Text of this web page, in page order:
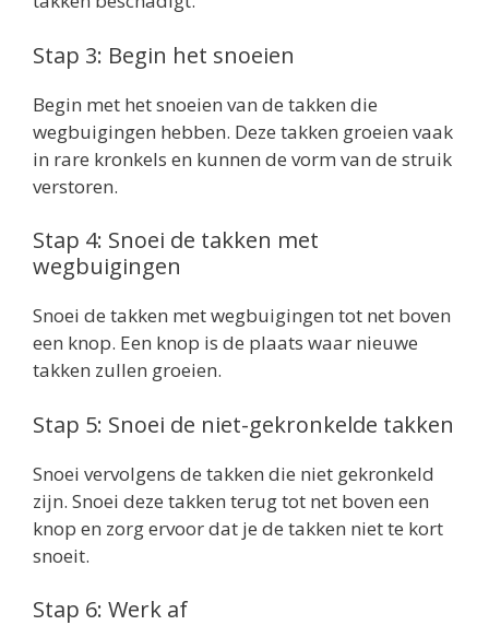
Stap 3: Begin het snoeien
Begin met het snoeien van de takken die
wegbuigingen hebben. Deze takken groeien vaak
in rare kronkels en kunnen de vorm van de struik
verstoren.
Stap 4: Snoei de takken met
wegbuigingen
Snoei de takken met wegbuigingen tot net boven
een knop. Een knop is de plaats waar nieuwe
takken zullen groeien.
Stap 5: Snoei de niet-gekronkelde takken
Snoei vervolgens de takken die niet gekronkeld
zijn. Snoei deze takken terug tot net boven een
knop en zorg ervoor dat je de takken niet te kort
snoeit.
Stap 6: Werk af